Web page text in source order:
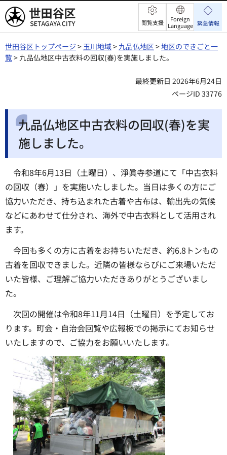
世田谷区 閲覧支援
Foreign
Language 緊急情報
世田谷区トップページ >玉川地域> 九品仏地区>地区のできごと一
覧> 九品仏地区中古衣料の回収(春)を実施しました。
最終更新日 2026年6月24日
ページID 33776
九品仏地区中古衣料の回収(春)を実
施しました。
令和8年6月13日（土曜日）、淨眞寺参道にて「中古衣料
の回収（春）」を実施いたしました。当日は多くの方にご
協力いただき、持ち込まれた古着や古布は、輸出先の気候
などにあわせて仕分され、海外で中古衣料として活用され
ます。
今回も多くの方に古着をお持ちいただき、約6.8トンもの
古着を回収できました。近隣の皆様ならびにご来場いただ
いた皆様、ご理解ご協力いただきありがとうございまし
た。
次回の開催は令和8年11月14日（土曜日）を予定してお
ります。町会・自治会回覧や広報板での掲示にてお知らせ
いたしますので、ご協力をお願いいたします。